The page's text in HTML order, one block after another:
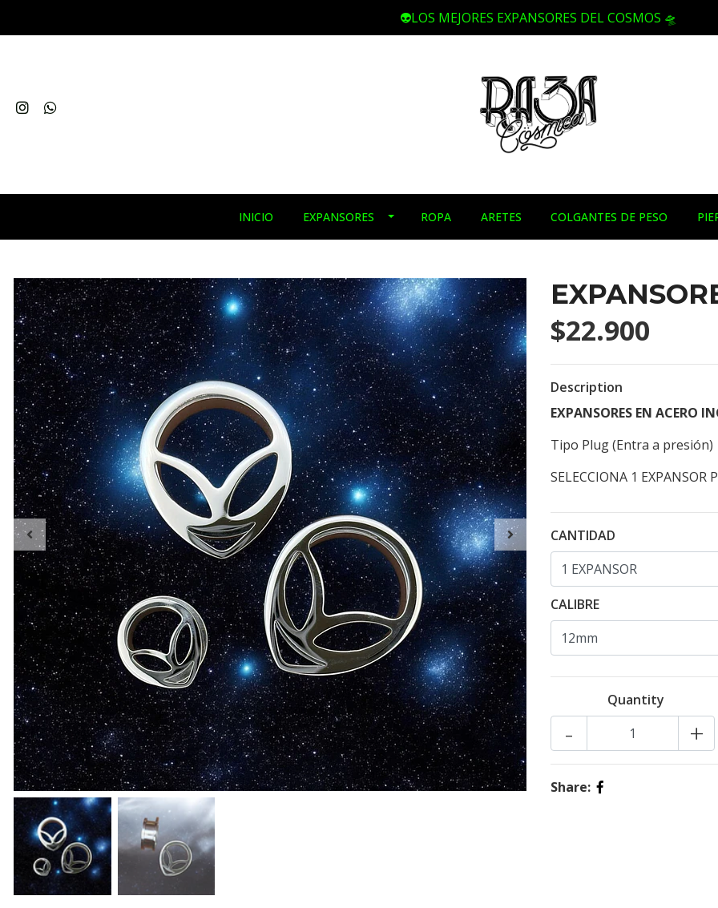
👽LOS MEJORES EXPANSORES DEL COSMOS 🛸
INICIO EXPANSORES ROPA ARETES COLGANTES DE PESO
$22.900
Description
EXPANSORES EN ACERO
Tipo Plug (Entra a presión)
SELECCIONA 1 EXPANSOR
CANTIDAD
CALIBRE
Quantity
+
-
Share: